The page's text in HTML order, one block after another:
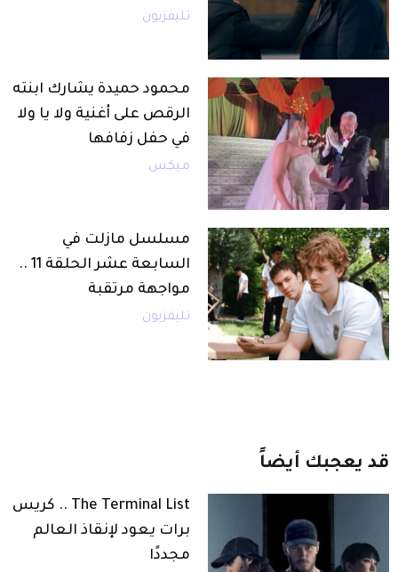
تليفزيون
محمود حميدة يشارك ابنته
الرقص على أغنية ولا يا ولا
في حفل زفافها
ميكس
مسلسل مازلت في
السابعة عشر الحلقة 11 ..
مواجهة مرتقبة
تليفزيون
قد يعجبك أيضاً
The Terminal List .. كريس
برات يعود لإنقاذ العالم
مجددًا